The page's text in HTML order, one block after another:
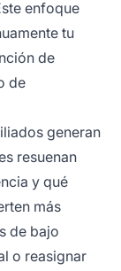
enfoque
tu
de
de
generan
resuenan
y qué
más
de bajo
o reasignar